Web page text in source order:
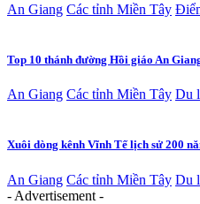
An Giang Các tỉnh Miền Tây
Top 10 thánh đường Hồi giáo An
An Giang Các tỉnh Miền Tây Du
Xuôi dòng kênh Vĩnh Tế lịch sử 200
An Giang Các tỉnh Miền Tây Du
- Advertisement -